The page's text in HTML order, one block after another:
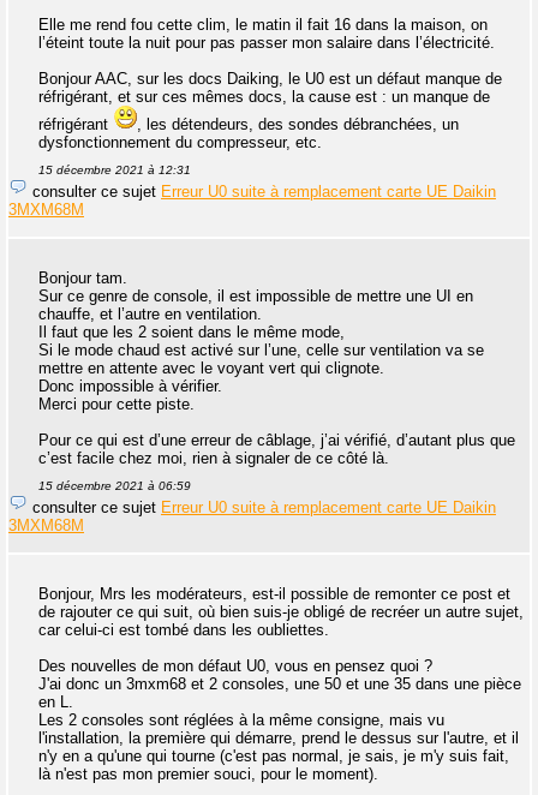
Elle me rend fou cette clim, le matin il fait 16 dans la maison, on
l’éteint toute la nuit pour pas passer mon salaire dans l’électricité.
Bonjour AAC, sur les docs Daiking, le U0 est un défaut manque de
réfrigérant, et sur ces mêmes docs, la cause est : un manque de
réfrigérant
, les détendeurs, des sondes débranchées, un
dysfonctionnement du compresseur, etc.
15 décembre 2021 à 12:31
consulter ce sujet Erreur U0 suite à remplacement carte UE Daikin
3MXM68M
Bonjour tam.
Sur ce genre de console, il est impossible de mettre une UI en
chauffe, et l’autre en ventilation.
Il faut que les 2 soient dans le même mode,
Si le mode chaud est activé sur l’une, celle sur ventilation va se
mettre en attente avec le voyant vert qui clignote.
Donc impossible à vérifier.
Merci pour cette piste.
Pour ce qui est d’une erreur de câblage, j’ai vérifié, d’autant plus que
c’est facile chez moi, rien à signaler de ce côté là.
15 décembre 2021 à 06:59
consulter ce sujet Erreur U0 suite à remplacement carte UE Daikin
3MXM68M
Bonjour, Mrs les modérateurs, est-il possible de remonter ce post et
de rajouter ce qui suit, où bien suis-je obligé de recréer un autre sujet,
car celui-ci est tombé dans les oubliettes.
Des nouvelles de mon défaut U0, vous en pensez quoi ?
J'ai donc un 3mxm68 et 2 consoles, une 50 et une 35 dans une pièce
en L.
Les 2 consoles sont réglées à la même consigne, mais vu
l'installation, la première qui démarre, prend le dessus sur l'autre, et il
n'y en a qu'une qui tourne (c'est pas normal, je sais, je m'y suis fait,
là n'est pas mon premier souci, pour le moment).